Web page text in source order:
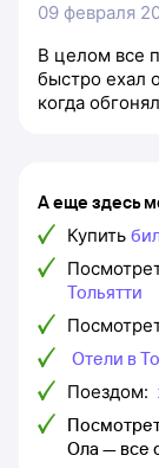
09 февраля
В целом все
быстро ехал
когда
А еще здесь
Купить
Тольятти
Отели в
Поездом:
Ола — все